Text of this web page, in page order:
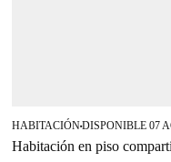
HABITACIÓN■DISPONIBLE 07
Habitación en piso